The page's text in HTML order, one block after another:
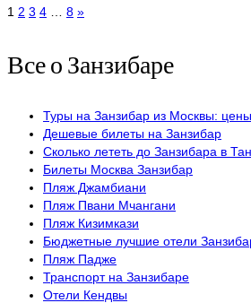
Пагинация
записей
1 2 3 4 8 »
Все о Занзибаре
Туры на Занзибар из Москвы:
Дешевые билеты на Занзибар
Сколько лететь до Занзибара в
Билеты Москва Занзибар
Пляж Джамбиани
Пляж Пвани Мчангани
Пляж Кизимкази
Бюджетные лучшие отели
Пляж Падже
Транспорт на Занзибаре
Отели Кендвы